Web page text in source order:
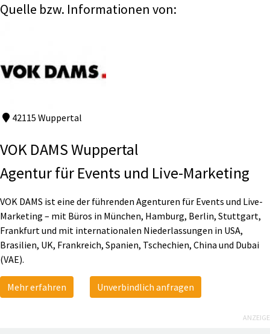
Quelle bzw. Informationen von:
42115 Wuppertal
VOK DAMS Wuppertal
Agentur für Events und Live-Marketing
VOK DAMS ist eine der führenden Agenturen für Events und Live-
Marketing – mit Büros in München, Hamburg, Berlin, Stuttgart,
Frankfurt und mit internationalen Niederlassungen in USA,
Brasilien, UK, Frankreich, Spanien, Tschechien, China und Dubai
(VAE).
Mehr erfahren Unverbindlich anfragen
ANZEIGE